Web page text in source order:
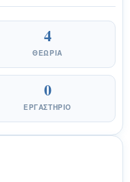
4
ΘΕΩΡΊΑ
0
ΕΡΓΑΣΤΉΡΙΟ